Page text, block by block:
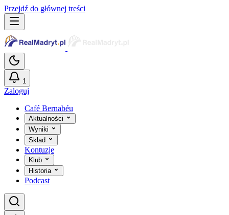
Przejdź do głównej treści
1
Zaloguj
Café Bernabéu
Aktualności
Wyniki
Skład
Kontuzje
Klub
Historia
Podcast